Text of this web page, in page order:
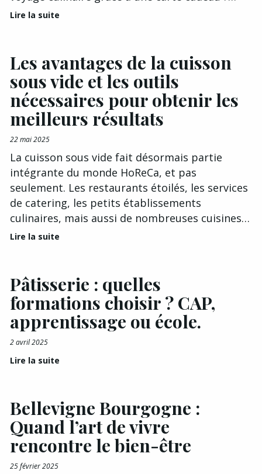
Lire la suite
Les avantages de la cuisson
sous vide et les outils
nécessaires pour obtenir les
meilleurs résultats
22 mai 2025
La cuisson sous vide fait désormais partie
intégrante du monde HoReCa, et pas
seulement. Les restaurants étoilés, les services
de catering, les petits établissements
culinaires, mais aussi de nombreuses cuisines…
Lire la suite
Pâtisserie : quelles
formations choisir ? CAP,
apprentissage ou école.
2 avril 2025
Lire la suite
Bellevigne Bourgogne :
Quand l’art de vivre
rencontre le bien-être
25 février 2025